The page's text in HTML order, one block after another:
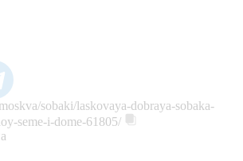
sobaki/laskovaya-dobraya-sobaka-
seme-i-dome-61805/